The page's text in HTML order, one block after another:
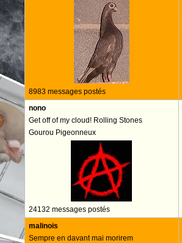
8983 messages postés
nono
Get off of my cloud! Rolling Stones
Gourou Pigeonneux
24132 messages postés
malinois
Sempre en davant mai morirem